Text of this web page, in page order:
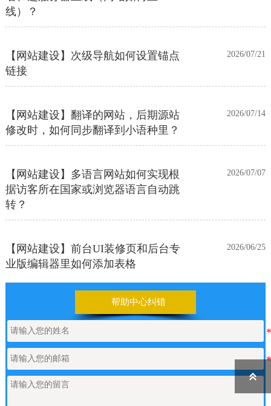
线）？
【网站建设】次级导航如何设置锚点
链接
2026/07/21
【网站建设】翻译的网站，后期源站
修改时，如何同步翻译到小语种里？
2026/07/14
【网站建设】多语言网站如何实现根
据访客所在国家或浏览器语言自动跳
转？
2026/07/07
【网站建设】前台UI装修页和后台专
业版编辑器里如何添加表格
2026/06/25
【网站建设】表单管理
如何申请通义千问API的Key 2026/05/22
【网站建设】产品/新闻详情里的关键
帮助中心纠错
